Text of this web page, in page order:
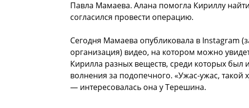
Павла Мамаева. Алана помогла Кириллу
согласился провести операцию.
Сегодня Мамаева опубликовала в Instagram
организация) видео, на котором можно
Кирилла разных веществ, среди которых был
волнения за подопечного. «Ужас-ужас, такой
— интересовалась она у Терешина.